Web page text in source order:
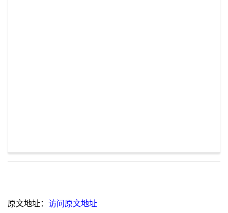
原文地址： 访问原文地址